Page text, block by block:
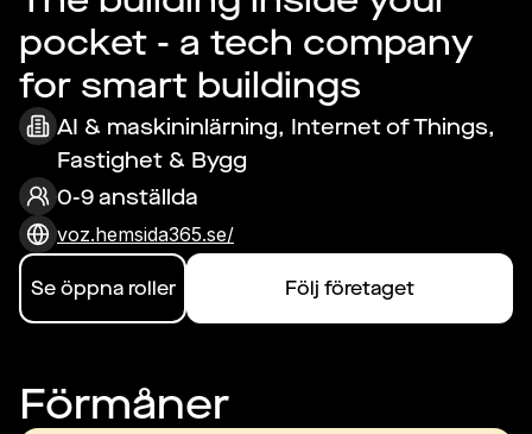
pocket - a tech company
for smart buildings
AI & maskininlärning, Internet of Things,
Fastighet & Bygg
0-9 anställda
voz.hemsida365.se/
Se öppna roller Följ företaget
Förmåner